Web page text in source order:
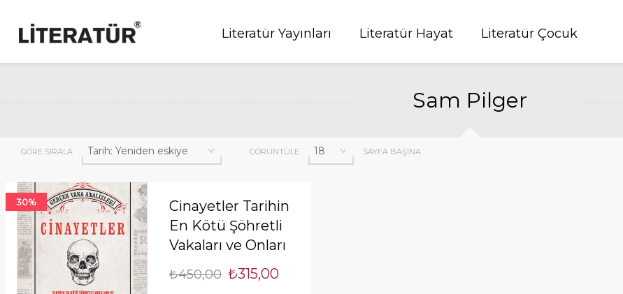
Literatür Yayınları Literatür Hayat Literatür Çocuk
Sam Pilger
GÖRE SIRALA GÖRÜNTÜLE SAYFA BAŞINA
30%
Cinayetler Tarihin
En Kötü Şöhretli
Vakaları ve Onları
Kavuşturanlar
₺450,00 ₺315,00